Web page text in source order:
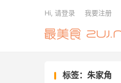
Hi, 请登录 我要注册
标签：朱家角